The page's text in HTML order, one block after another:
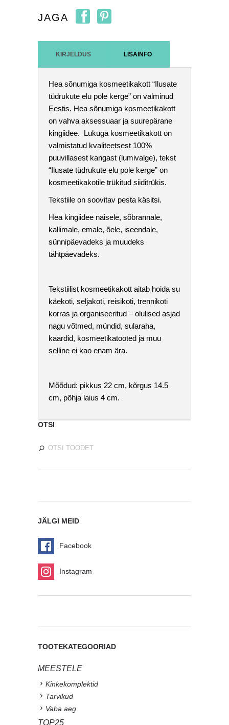
JAGA
KIRJELDUS LISAINFO
Hea sõnumiga kosmeetikakott “Ilusate
tüdrukute elu pole kerge” on valminud
Eestis. Hea sõnumiga kosmeetikakott
on vahva aksessuaar ja suurepärane
kingiidee. Lukuga kosmeetikakott on
valmistatud kvaliteetsest 100%
puuvillasest kangast (lumivalge), tekst
“Ilusate tüdrukute elu pole kerge” on
kosmeetikakotile trükitud siiditrükis.
Tekstiile on soovitav pesta käsitsi.
Hea kingiidee naisele, sõbrannale,
kallimale, emale, õele, iseendale,
sünnipäevadeks ja muudeks
tähtpäevadeks.
Tekstiilist kosmeetikakott aitab hoida su
käekoti, seljakoti, reisikoti, trennikoti
korras ja organiseeritud – olulised asjad
nagu võtmed, mündid, sularaha,
kaardid, kosmeetikatooted ja muu
selline ei kao enam ära.
Mõõdud: pikkus 22 cm, kõrgus 14.5
cm, põhja laius 4 cm.
OTSI
JÄLGI MEID
Facebook
Instagram
TOOTEKATEGOORIAD
MEESTELE
Kinkekomplektid
Tarvikud
Vaba aeg
TOP25